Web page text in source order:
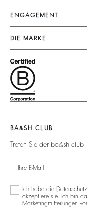
Lieferung
FAQ
Kundenservice
Grössentabelle
Nutzungsbedingungen
Zugänglichkeit
Kleider
Jumpsuits
Tops & Hemden
Jacken & Mäntel
Pullover & Strickjacken
Rückenfrei
ENGAGEMENT
Unser Engagement
Fussabdruck
Materialen
Partner
Zirkularität
Nachhaltige Sammlung
DIE MARKE
Barbara & Sharon
125 Et Après
BA&SH CLUB
Treten Sie der ba&sh club
Ich habe die
akzeptiere sie. Ich bin
Marketingmitteilungen